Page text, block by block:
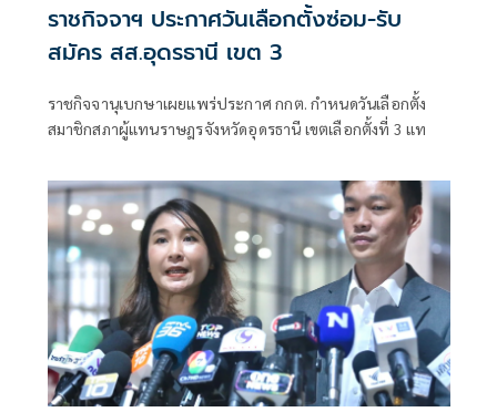
ราชกิจจาฯ ประกาศวันเลือกตั้งซ่อม-รับ
สมัคร สส.อุดรธานี เขต 3
ราชกิจจานุเบกษาเผยแพร่ประกาศ กกต. กำหนดวันเลือกตั้ง
สมาชิกสภาผู้แทนราษฎรจังหวัดอุดรธานี เขตเลือกตั้งที่ 3 แท